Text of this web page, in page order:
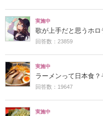
実施中
歌が上手だと思うホロ
回答数：23859
実施中
ラーメンって日本食？
回答数：19647
実施中